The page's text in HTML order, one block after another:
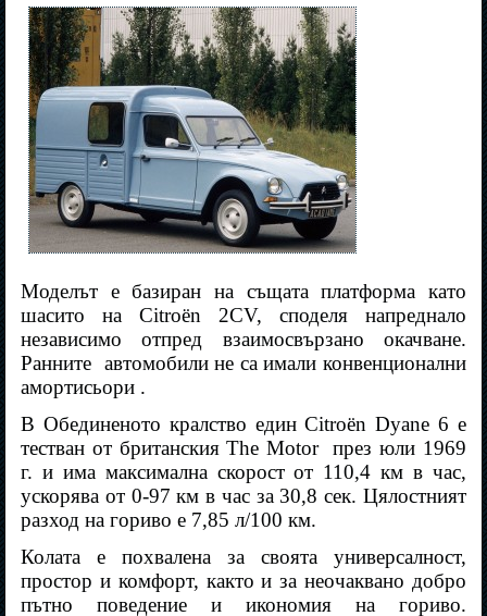
Моделът е базиран на същата платформа като
шасито на Citroën 2CV, споделя напреднало
независимо отпред взаимосвързано окачване.
Ранните автомобили не са имали конвенционални
амортисьори .
В Обединеното кралство един Citroën Dyane 6 е
тестван от британския The Motor през юли 1969
г. и има максимална скорост от 110,4 км в час,
ускорява от 0-97 км в час за 30,8 сек. Цялостният
разход на гориво е 7,85 л/100 км.
Колата е похвалена за своята универсалност,
простор и комфорт, както и за неочаквано добро
пътно поведение и икономия на гориво.